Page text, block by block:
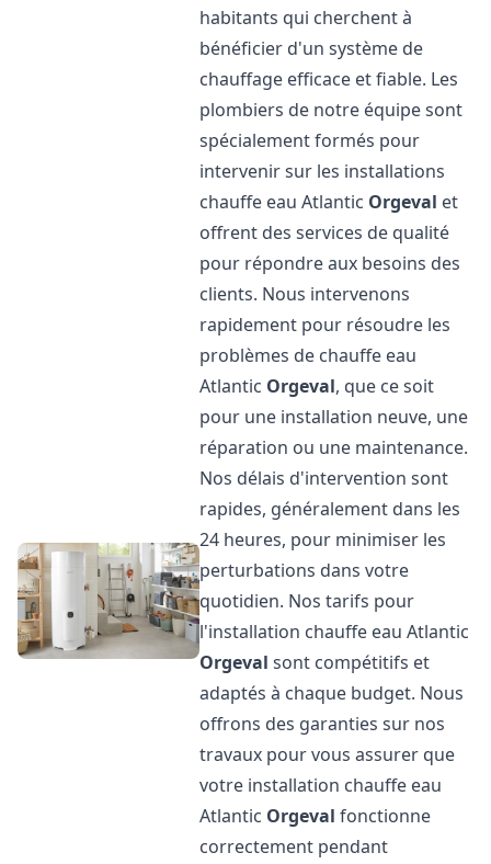
habitants qui cherchent à
bénéficier d'un système de
chauffage efficace et fiable. Les
plombiers de notre équipe sont
spécialement formés pour
intervenir sur les installations
chauffe eau Atlantic Orgeval et
offrent des services de qualité
pour répondre aux besoins des
clients. Nous intervenons
rapidement pour résoudre les
problèmes de chauffe eau
Atlantic Orgeval, que ce soit
pour une installation neuve, une
réparation ou une maintenance.
Nos délais d'intervention sont
rapides, généralement dans les
24 heures, pour minimiser les
perturbations dans votre
quotidien. Nos tarifs pour
l'installation chauffe eau Atlantic
Orgeval sont compétitifs et
adaptés à chaque budget. Nous
offrons des garanties sur nos
travaux pour vous assurer que
votre installation chauffe eau
Atlantic Orgeval fonctionne
correctement pendant